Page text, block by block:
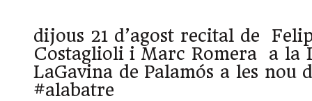
dijous 21 d’agost recital de
Costaglioli i Marc Romera a la
LaGavina de Palamós a les nou
#alabatre